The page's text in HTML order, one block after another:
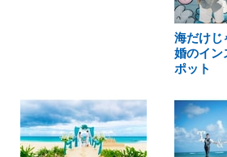
海だけじ
婚のイン
ポット